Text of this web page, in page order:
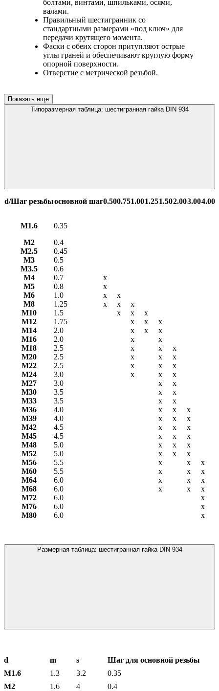
болтами, винтами, шпильками, осями,
валами.
Правильный шестигранник со
стандартными размерами «под ключ» для
передачи крутящего момента.
Фаски с обеих сторон притупляют острые
углы граней и обеспечивают круглую форму
опорной поверхности.
Отверстие с метрической резьбой.
Показать еще
Типоразмерная таблица: шестигранная гайка DIN 934
d/Шаг резьбыосновной шаг0.500.751.001.251.502.003.004.00
М1.6
0.35
М2
0.4
М2.5
0.45
М3
0.5
М3.5
0.6
М4
0.7
х
М5
0.8
х
М6
1.0 х
х
М8
1.25 х х
х
М10
1.5 х х
х
М12
1.75 х х
х
М14
2.0 х х
х
М16
2.0 х
х
М18
2.5 х х
х
М20
2.5 х х
х
М22
2.5 х х
х
М24
3.0 х х
х
М27
3.0 х
х
М30
3.5 х
х
М33
3.5 х
х
М36
4.0 х х
х
М39
4.0 х х
х
М42
4.5 х х
х
М45
4.5 х х
х
М48
5.0 х х
х
М52
5.0 х х
х
М56
5.5 х х
х
М60
5.5 х х
х
М64
6.0 х х
х
М68
6.0 х х
х
М72
6.0
х
М76
6.0
х
М80
6.0 х
Размерная таблица: шестигранная гайка DIN 934
d m s
Шаг для основной резьбы
М1.6
1.3 3.2
0.35
М2
1.6 4
0.4